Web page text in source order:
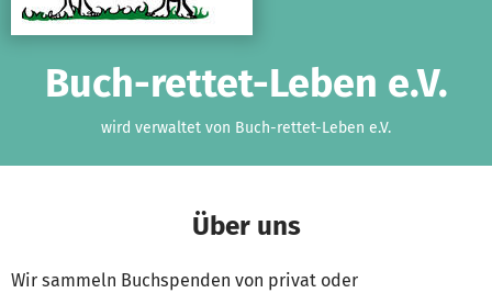
Buch-rettet-Leben e.V.
wird verwaltet von Buch-rettet-Leben e.V.
Über uns
Wir sammeln Buchspenden von privat oder